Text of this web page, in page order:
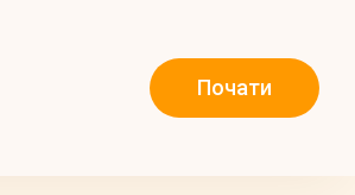
Почати